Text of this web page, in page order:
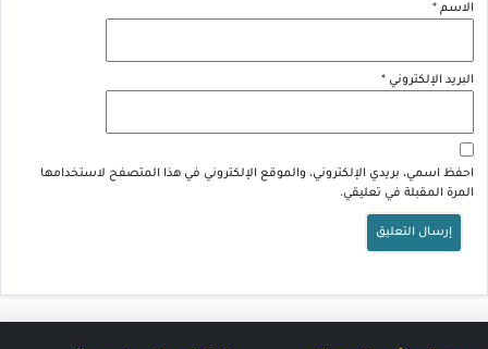
الاسم *
البريد الإلكتروني *
احفظ اسمي، بريدي الإلكتروني، والموقع الإلكتروني في هذا المتصفح لاستخدامها
المرة المقبلة في تعليقي.